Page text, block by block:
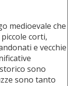
medioevale che
corti,
e vecchie
sono
sono tanto